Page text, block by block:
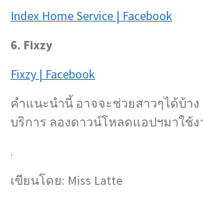
Index Home Service | Facebook
6. Fixzy
Fixzy | Facebook
คำแนะนำนี้ อาจจะช่วยสาวๆได้บ้า
บริการ ลองดาวน์โหลดแอปฯมาใช้
.
เขียนโดย: Miss Latte